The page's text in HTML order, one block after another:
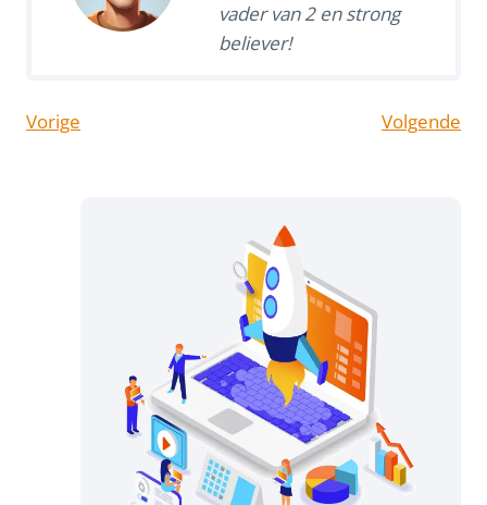
vader van 2 en strong
believer!
Vorige Volgende